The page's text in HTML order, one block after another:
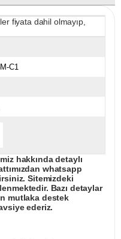
fiyata dahil olmayıp,
C1
hakkında detaylı
whatsapp
Sitemizdeki
Bazı detaylar
mutlaka destek
ederiz.